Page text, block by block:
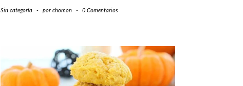
Sin categoría - por chomon - 0 Comentarios